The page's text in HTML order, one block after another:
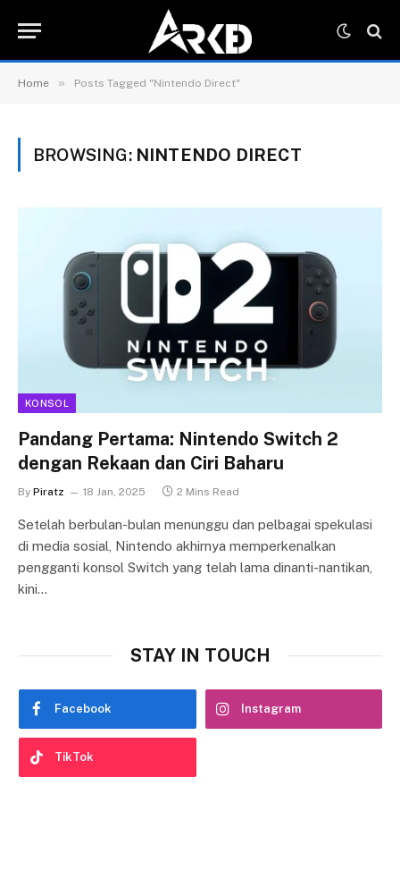
Home » Posts Tagged "Nintendo Direct"
BROWSING: NINTENDO DIRECT
KONSOL
Pandang Pertama: Nintendo Switch 2
dengan Rekaan dan Ciri Baharu
By Piratz 18 Jan, 2025 2 Mins Read
Setelah berbulan-bulan menunggu dan pelbagai spekulasi
di media sosial, Nintendo akhirnya memperkenalkan
pengganti konsol Switch yang telah lama dinanti-nantikan,
kini…
STAY IN TOUCH
Facebook Instagram
TikTok